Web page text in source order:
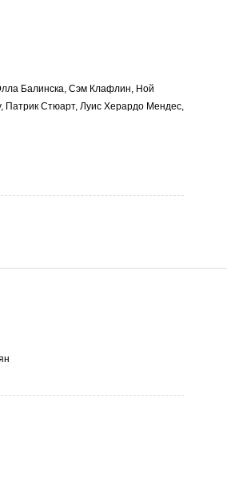
Балинска, Сэм Клафлин, Ной
Патрик Стюарт, Луис Херардо Мендес,